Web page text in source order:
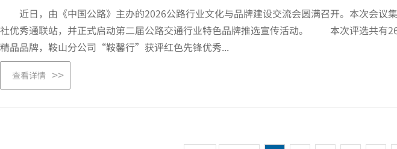
近日，由《中国公路》主办的2026公路行业文化与品牌建设交流会圆满召开。本次会议
社优秀通联站，并正式启动第二届公路交通行业特色品牌推选宣传活动。 本次评选共有
精品品牌，鞍山分公司“鞍馨行”获评红色先锋优秀...
查看详情